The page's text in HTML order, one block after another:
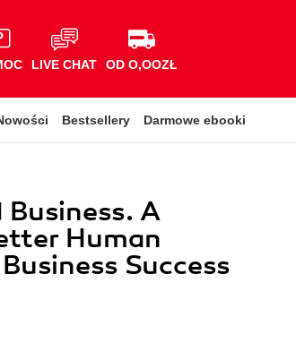
LIVE CHAT OD O,OOZŁ
Bestsellery Darmowe ebooki
Business. A
Human
Success